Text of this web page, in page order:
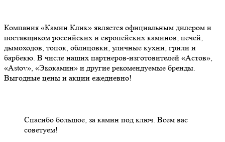
Компания «Камин.Клик» является официальным дилером и
поставщиком российских и европейских каминов, печей,
дымоходов, топок, облицовки, уличные кухни, грили и
барбекю. В числе наших партнеров-изготовителей «Астов»,
«Astov», «Экокамин» и другие рекомендуемые бренды.
Выгодные цены и акции ежедневно!
Спасибо большое, за камин под ключ. Всем вас
советуем!